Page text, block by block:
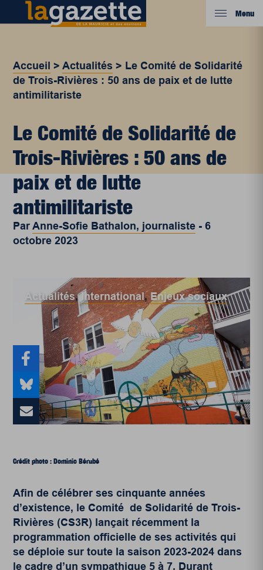
Menu
Accueil >Actualités > Le Comité de Solidarité
de Trois-Rivières : 50 ans de paix et de lutte
antimilitariste
Le Comité de Solidarité de
Trois-Rivières : 50 ans de
paix et de lutte
antimilitariste
ParAnne-Sofie Bathalon, journaliste -6
octobre 2023
Actualités,International, Enjeux sociaux
Crédit photo : Dominic Bérubé
Afin de célébrer ses cinquante années
d’existence, le Comité de Solidarité de Trois-
Rivières (CS3R) lançait récemment la
programmation officielle de ses activités qui
se déploie sur toute la saison 2023-2024 dans
le cadre d’un sympathique 5 à 7. Durant